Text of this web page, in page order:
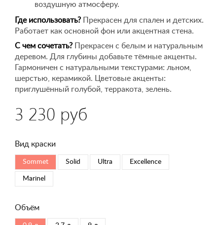
воздушную атмосферу.
Где использовать? Прекрасен для спален и детских.
Работает как основной фон или акцентная стена.
С чем сочетать? Прекрасен с белым и натуральным
деревом. Для глубины добавьте тёмные акценты.
Гармоничен с натуральными текстурами: льном,
шерстью, керамикой. Цветовые акценты:
приглушённый голубой, терракота, зелень.
3 230 руб
Вид краски
Sommet Solid Ultra Excellence
Marinel
Объём